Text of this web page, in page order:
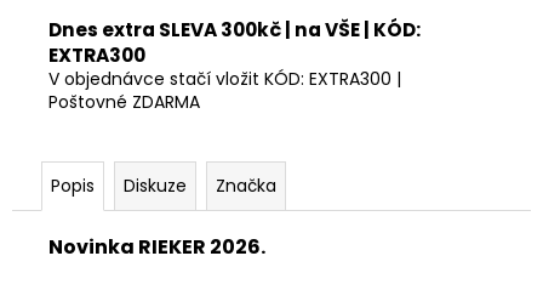
Dnes extra SLEVA 300kč | na VŠE | KÓD:
EXTRA300
V objednávce stačí vložit KÓD: EXTRA300 |
Poštovné ZDARMA
Popis Diskuze Značka
Novinka RIEKER 2026.